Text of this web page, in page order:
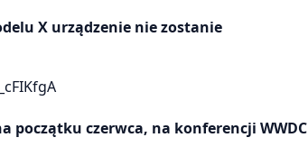
X urządzenie nie zostanie
początku czerwca, na konferencji WWDC